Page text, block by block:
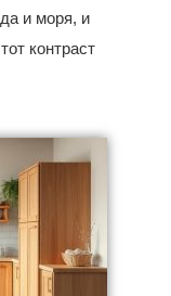
и моря, и
контраст